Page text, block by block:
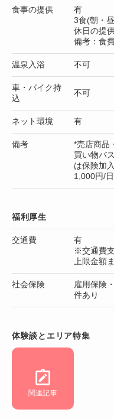
食事の提供
有
3食(朝・
休日の提
備考：食
温泉入浴 不可
車・バイク持
込
不可
ネット環境 有
備考
*売店商品
買い物バ
は保険加
1,000円/
福利厚生
交通費
有
※交通費
上限金額
社会保険
雇用保険
件あり
体験談とエリア特集
関連記事